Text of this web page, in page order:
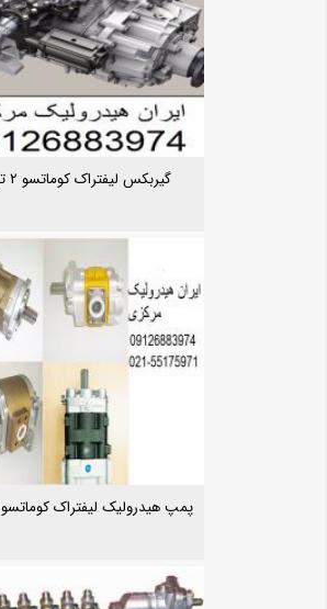
گیربکس لیفتراک کوماتسو 2 تن
پمپ هیدرولیک لیفتراک کوماتسو 2 تن